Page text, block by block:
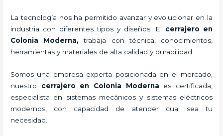
La tecnología nos ha permitido avanzar y evolucionar en la
industria con diferentes tipos y diseños. El cerrajero en
Colonia Moderna,trabaja con técnica, conocimientos,
herramientas y materiales de alta calidad y durabilidad.
Somos una empresa experta posicionada en el mercado,
nuestro cerrajero en Colonia Moderna es certificada,
especialista en sistemas mecánicos y sistemas eléctricos
modernos, con capacidad de atender cual sea tu
necesidad.